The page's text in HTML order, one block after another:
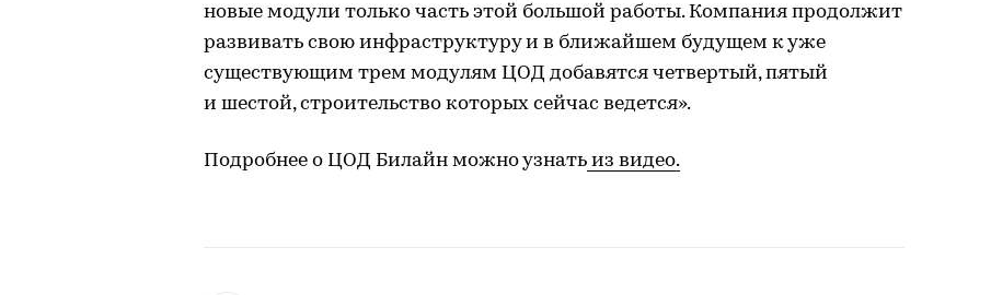
новые модули только часть этой большой работы. Компания продолжит
развивать свою инфраструктуру и в ближайшем будущем к уже
существующим трем модулям ЦОД добавятся четвертый, пятый
и шестой, строительство которых сейчас ведется».
Подробнее о ЦОД Билайн можно узнать из видео.